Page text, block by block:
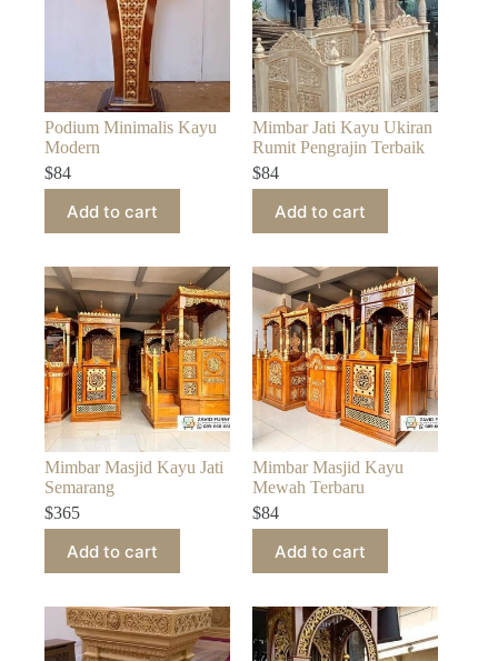
Podium Minimalis Kayu
Modern
$84
Add to cart
Mimbar Jati Kayu Ukiran
Rumit Pengrajin Terbaik
$84
Add to cart
Mimbar Masjid Kayu Jati
Semarang
$365
Add to cart
Mimbar Masjid Kayu
Mewah Terbaru
$84
Add to cart